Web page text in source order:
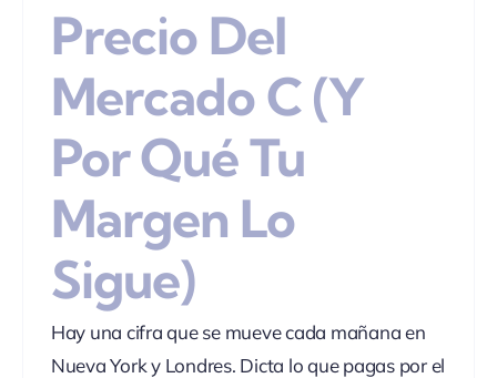
Precio Del
Mercado C (y
Por Qué Tu
Margen Lo
Sigue)
Hay una cifra que se mueve cada mañana en
Nueva York y Londres. Dicta lo que pagas por el